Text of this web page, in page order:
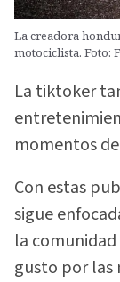
La creadora
motociclista. Foto:
La tiktoker
momentos
Con estas
sigue
la
gusto por las